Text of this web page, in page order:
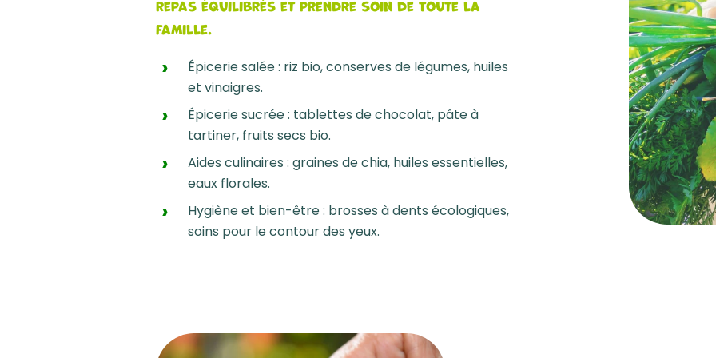
repas équilibrés et prendre soin de toute la
famille.
Épicerie salée : riz bio, conserves de légumes, huiles
et vinaigres.
Épicerie sucrée : tablettes de chocolat, pâte à
tartiner, fruits secs bio.
Aides culinaires : graines de chia, huiles essentielles,
eaux florales.
Hygiène et bien-être : brosses à dents écologiques,
soins pour le contour des yeux.